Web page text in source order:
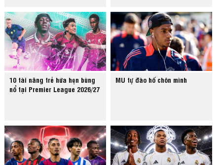
10 tài năng trẻ hứa hẹn bùng
nổ tại Premier League 2026/27
MU tự đào hố chôn mình